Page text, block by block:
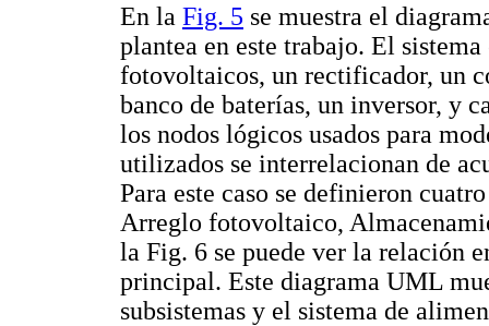
En la Fig. 5 se muestra el
plantea en este trabajo. El
fotovoltaicos, un rectificador, un
banco de baterías, un inversor, y
los nodos lógicos usados para
utilizados se interrelacionan de
Para este caso se definieron
Arreglo fotovoltaico,
la Fig. 6 se puede ver la relación
principal. Este diagrama UML
subsistemas y el sistema de